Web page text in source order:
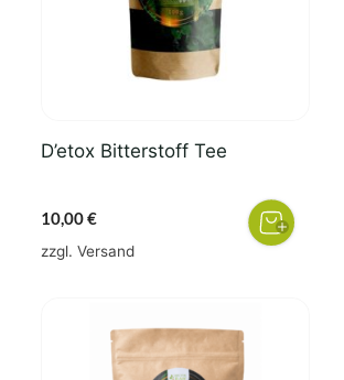
D’etox Bitterstoff Tee
10,00€
zzgl. Versand